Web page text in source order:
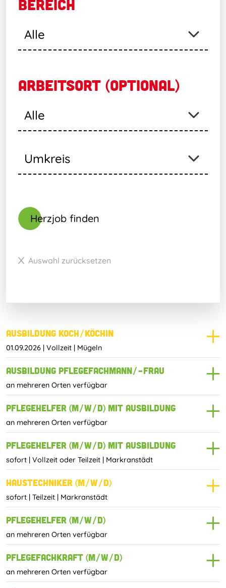
BEREICH
ARBEITSORT (OPTIONAL)
Auswahl zurücksetzen
Herzjob finden
Ausbildung Koch/Köchin
01.09.2026 | Vollzeit | Mügeln
Ausbildung Pflegefachmann/-frau
an mehreren Orten verfügbar
Pflegehelfer (m/w/d) mit Ausbildung
an mehreren Orten verfügbar
Pflegehelfer (m/w/d) mit Ausbildung
sofort | Vollzeit oder Teilzeit | Markranstädt
Haustechniker (m/w/d)
sofort | Teilzeit | Markranstädt
Pflegehelfer (m/w/d)
an mehreren Orten verfügbar
Pflegefachkraft (m/w/d)
an mehreren Orten verfügbar